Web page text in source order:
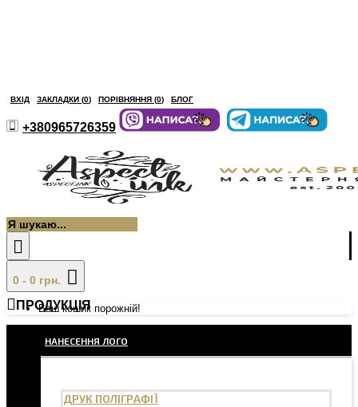
ВХІД ЗАКЛАДКИ (0) ПОРІВНЯННЯ (0) БЛОГ
+380965726359
0 - 0 грн.
Ваш кошик порожній!
ПРОДУКЦІЯ
НАНЕСЕННЯ ЛОГО
ДРУК ПОЛІГРАФІЇ